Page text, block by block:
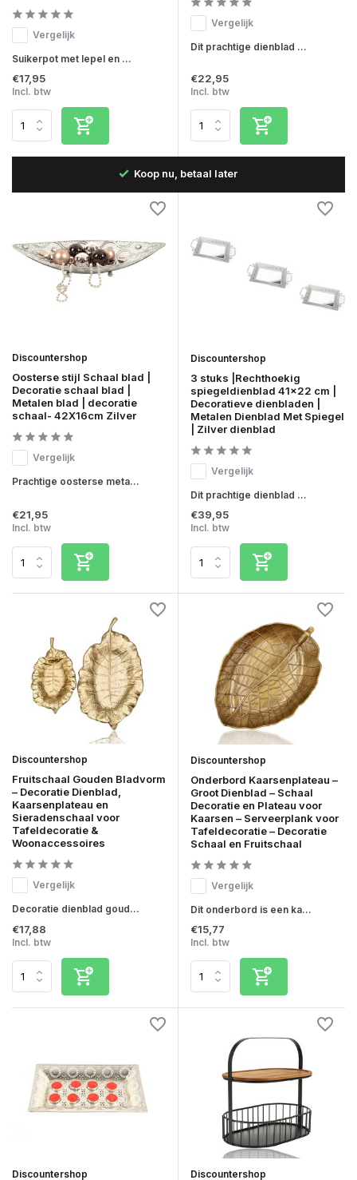
Vergelijk
Suikerpot met lepel en ...
€17,95
Incl. btw
Vergelijk
Dit prachtige dienblad ...
€22,95
Incl. btw
Snelle levering in Nederland & België
Discountershop
Oosterse stijl Schaal blad |
Decoratie schaal blad |
Metalen blad | decoratie
schaal- 42X16cm Zilver
Vergelijk
Prachtige oosterse meta...
€21,95
Incl. btw
Discountershop
3 stuks |Rechthoekig
spiegeldienblad 41x22 cm |
Decoratieve dienbladen |
Metalen Dienblad Met Spiegel
| Zilver dienblad
Vergelijk
Dit prachtige dienblad ...
€39,95
Incl. btw
Discountershop
Fruitschaal Gouden Bladvorm
– Decoratie Dienblad,
Kaarsenplateau en
Sieradenschaal voor
Tafeldecoratie &
Woonaccessoires
Vergelijk
Decoratie dienblad goud...
€17,88
Incl. btw
Discountershop
Onderbord Kaarsenplateau –
Groot Dienblad – Schaal
Decoratie en Plateau voor
Kaarsen – Serveerplank voor
Tafeldecoratie – Decoratie
Schaal en Fruitschaal
Vergelijk
Dit onderbord is een ka...
€15,77
Incl. btw
Discountershop Discountershop